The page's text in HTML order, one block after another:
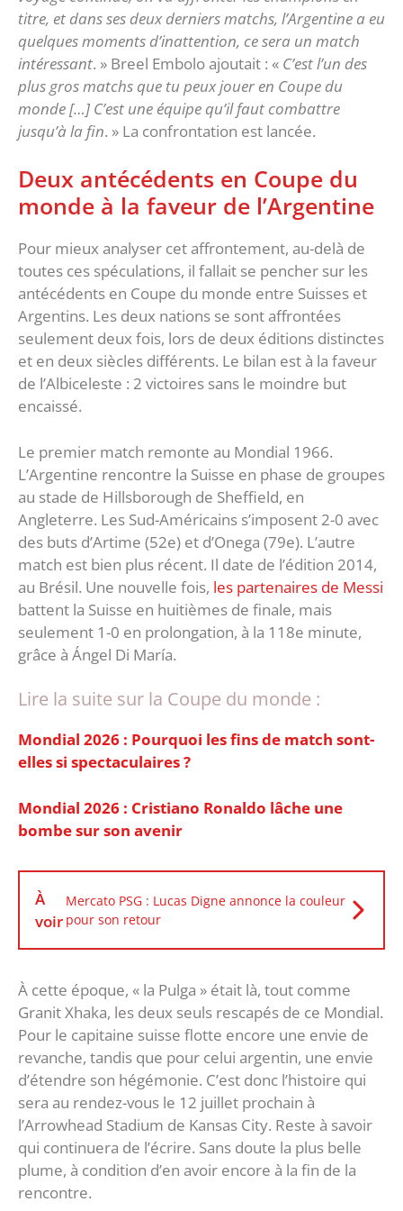
titre, et dans ses deux derniers matchs, l’Argentine a eu
quelques moments d’inattention, ce sera un match
intéressant. » Breel Embolo ajoutait : « C’est l’un des
plus gros matchs que tu peux jouer en Coupe du
monde […] C’est une équipe qu’il faut combattre
jusqu’à la fin. » La confrontation est lancée.
Deux antécédents en Coupe du
monde à la faveur de l’Argentine
Pour mieux analyser cet affrontement, au-delà de
toutes ces spéculations, il fallait se pencher sur les
antécédents en Coupe du monde entre Suisses et
Argentins. Les deux nations se sont affrontées
seulement deux fois, lors de deux éditions distinctes
et en deux siècles différents. Le bilan est à la faveur
de l’Albiceleste : 2 victoires sans le moindre but
encaissé.
Le premier match remonte au Mondial 1966.
L’Argentine rencontre la Suisse en phase de groupes
au stade de Hillsborough de Sheffield, en
Angleterre. Les Sud-Américains s’imposent 2-0 avec
des buts d’Artime (52e) et d’Onega (79e). L’autre
match est bien plus récent. Il date de l’édition 2014,
au Brésil. Une nouvelle fois, les partenaires de Messi
battent la Suisse en huitièmes de finale, mais
seulement 1-0 en prolongation, à la 118e minute,
grâce à Ángel Di María.
Lire la suite sur la Coupe du monde :
Mondial 2026 : Pourquoi les fins de match sont-
elles si spectaculaires ?
Mondial 2026 : Cristiano Ronaldo lâche une
bombe sur son avenir
À
voir
Mercato PSG : Lucas Digne annonce la couleur
pour son retour
À cette époque, « la Pulga » était là, tout comme
Granit Xhaka, les deux seuls rescapés de ce Mondial.
Pour le capitaine suisse flotte encore une envie de
revanche, tandis que pour celui argentin, une envie
d’étendre son hégémonie. C’est donc l’histoire qui
sera au rendez-vous le 12 juillet prochain à
l’Arrowhead Stadium de Kansas City. Reste à savoir
qui continuera de l’écrire. Sans doute la plus belle
plume, à condition d’en avoir encore à la fin de la
rencontre.